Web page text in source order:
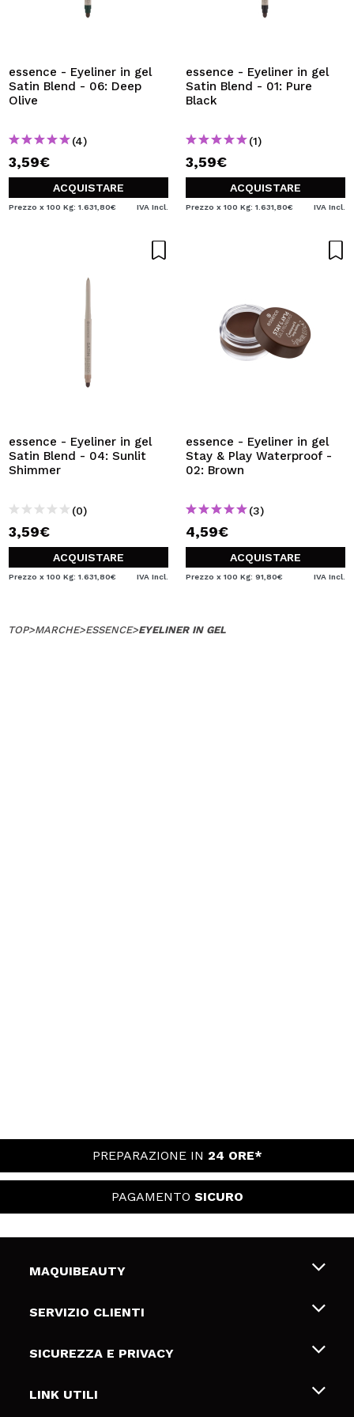
essence - Eyeliner in gel
Satin Blend - 06: Deep
Olive
(4)
3,59€
ACQUISTARE
Prezzo x 100 Kg: 1.631,80€ IVA Incl.
essence - Eyeliner in gel
Satin Blend - 01: Pure
Black
(1)
3,59€
ACQUISTARE
Prezzo x 100 Kg: 1.631,80€ IVA Incl.
essence - Eyeliner in gel
Satin Blend - 04: Sunlit
Shimmer
(0)
3,59€
ACQUISTARE
Prezzo x 100 Kg: 1.631,80€ IVA Incl.
essence - Eyeliner in gel
Stay & Play Waterproof -
02: Brown
(3)
4,59€
ACQUISTARE
Prezzo x 100 Kg: 91,80€ IVA Incl.
TOP>MARCHE>ESSENCE>EYELINER IN GEL
PREPARAZIONE IN 24 ORE*
PAGAMENTO SICURO
MAQUIBEAUTY
Chi siamo
Gift Cards
SERVIZIO CLIENTI
Spedizioni & Resi
Metodi di pagamamento
SICUREZZA E PRIVACY
Termini e condizioni
LINK UTILI